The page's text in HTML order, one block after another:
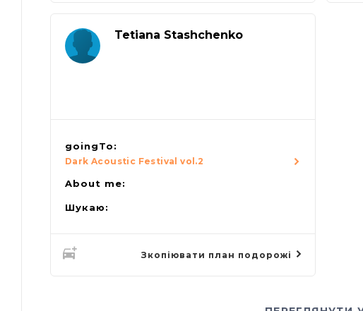
Tetiana Stashchenko
goingTo:
Dark Acoustic Festival vol.2
About me:
Шукаю:
Зкопіювати план подорожі